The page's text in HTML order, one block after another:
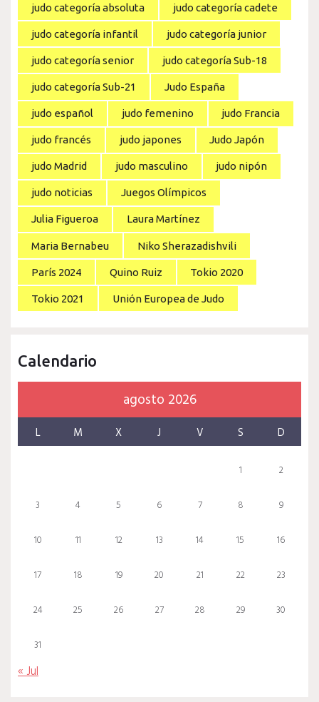
judo categoría absoluta judo categoría cadete
judo categoría infantil judo categoría junior
judo categoría senior judo categoría Sub-18
judo categoría Sub-21 Judo España
judo español judo femenino judo Francia
judo francés judo japones Judo Japón
judo Madrid judo masculino judo nipón
judo noticias Juegos Olímpicos
Julia Figueroa Laura Martínez
Maria Bernabeu Niko Sherazadishvili
París 2024 Quino Ruiz Tokio 2020
Tokio 2021 Unión Europea de Judo
Calendario
agosto 2026
L M X J V S D
1 2
3 4 5 6 7 8 9
10 11 12 13 14 15 16
17 18 19 20 21 22 23
24 25 26 27 28 29 30
31
« Jul